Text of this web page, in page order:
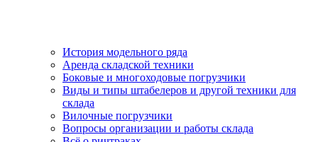
История модельного ряда
Аренда складской техники
Боковые и многоходовые погрузчики
Виды и типы штабелеров и другой техники для
склада
Вилочные погрузчики
Вопросы организации и работы склада